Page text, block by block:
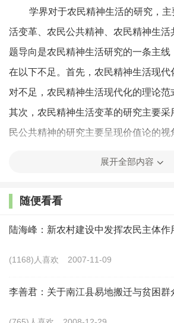
学界对于农民精神生活的研究，
活变革、农民公共精神、农民精神生活
题导向是农民精神生活研究的一条主线
在以下不足。首先，农民精神生活现代
对不足，农民精神生活现代化的理论范
其次，农民精神生活变革的研究主要采
民公共精神的研究主要呈现价值论的视
通认为：“社会学对于精神世界的理解
在机理，必须将其置于乡村社会的价值
的视域中进行阐释，将其置于国家治理
或者目标，将文化、价值、制度、行为
展开全部内容
随便看看
陆海峰：新农村建设中发挥农民主体作
(1168)人喜欢 2007-11-09
李善君：关于南江县易地搬迁与贫困群